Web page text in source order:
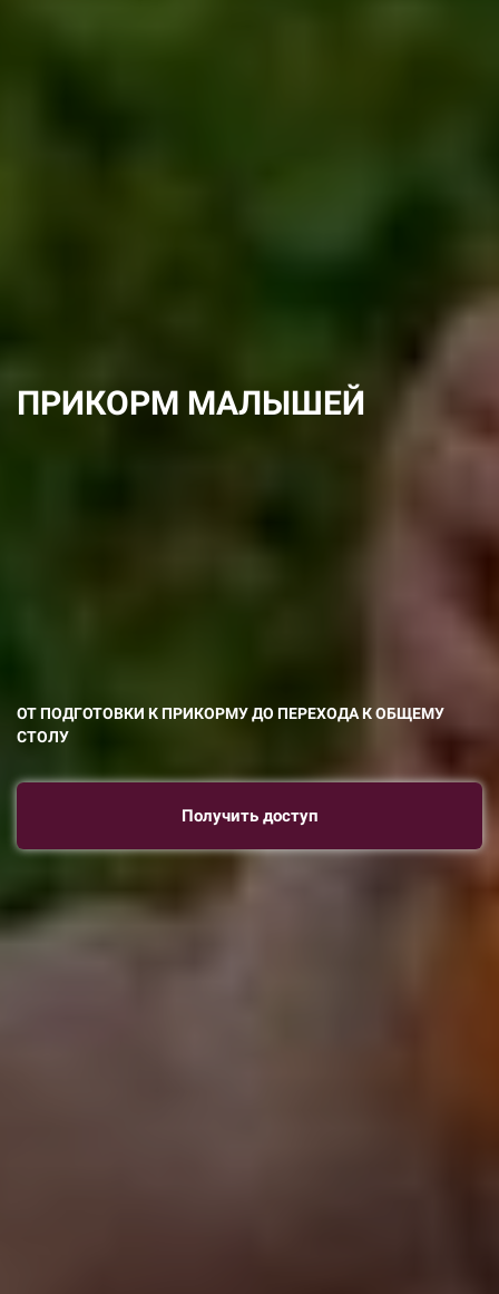
ПРИКОРМ МАЛЫШЕЙ
ОТ ПОДГОТОВКИ К ПРИКОРМУ ДО ПЕРЕХОДА К ОБЩЕМУ
СТОЛУ
Получить доступ